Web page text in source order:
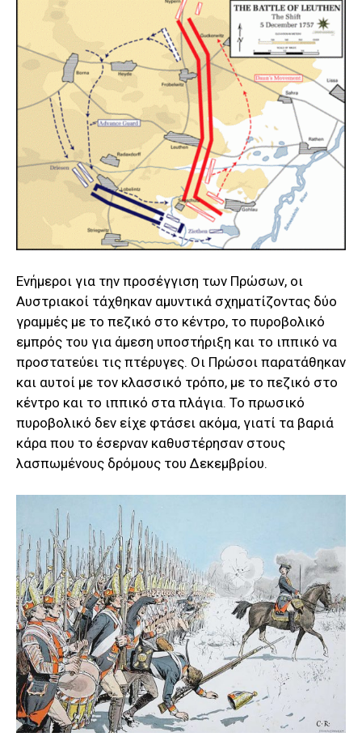
Ενήμεροι για την προσέγγιση των Πρώσων, οι
Αυστριακοί τάχθηκαν αμυντικά σχηματίζοντας δύο
γραμμές με το πεζικό στο κέντρο, το πυροβολικό
εμπρός του για άμεση υποστήριξη και το ιππικό να
προστατεύει τις πτέρυγες. Οι Πρώσοι παρατάθηκαν
και αυτοί με τον κλασσικό τρόπο, με το πεζικό στο
κέντρο και το ιππικό στα πλάγια. Το πρωσικό
πυροβολικό δεν είχε φτάσει ακόμα, γιατί τα βαριά
κάρα που το έσερναν καθυστέρησαν στους
λασπωμένους δρόμους του Δεκεμβρίου.